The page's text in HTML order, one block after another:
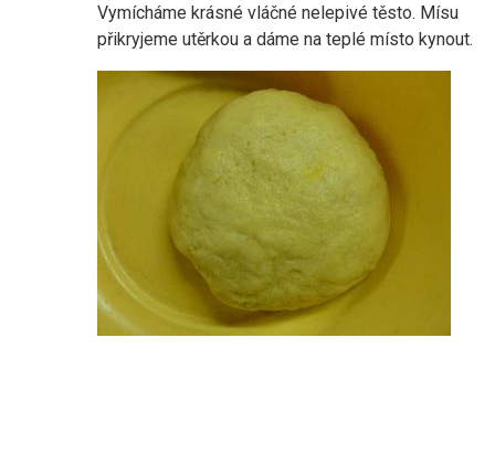
Vymícháme krásné vláčné nelepivé těsto. Mísu
přikryjeme utěrkou a dáme na teplé místo kynout.